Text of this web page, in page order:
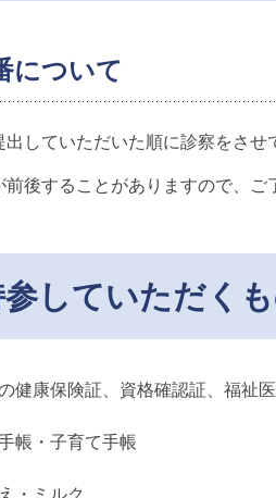
について
していただいた順に診察をさせ
後することがありますので、ご
していただく
健康保険証、資格確認証 、福祉
帳・子育て手帳
・ミルク